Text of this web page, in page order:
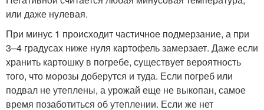
или даже нулевая.
При минус 1 происходит частичное подмерзание, а при
3–4 градусах ниже нуля картофель замерзает. Даже если
хранить картошку в погребе, существует вероятность
того, что морозы доберутся и туда. Если погреб или
подвал не утеплены, а урожай еще не выкопан, самое
время позаботиться об утеплении. Если же нет